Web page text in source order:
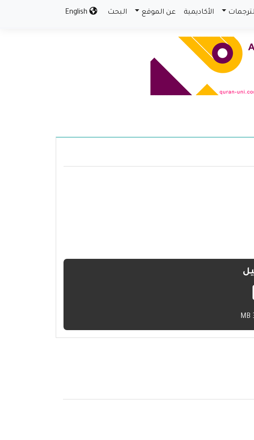
الأكاديمية عن الموقع البحث